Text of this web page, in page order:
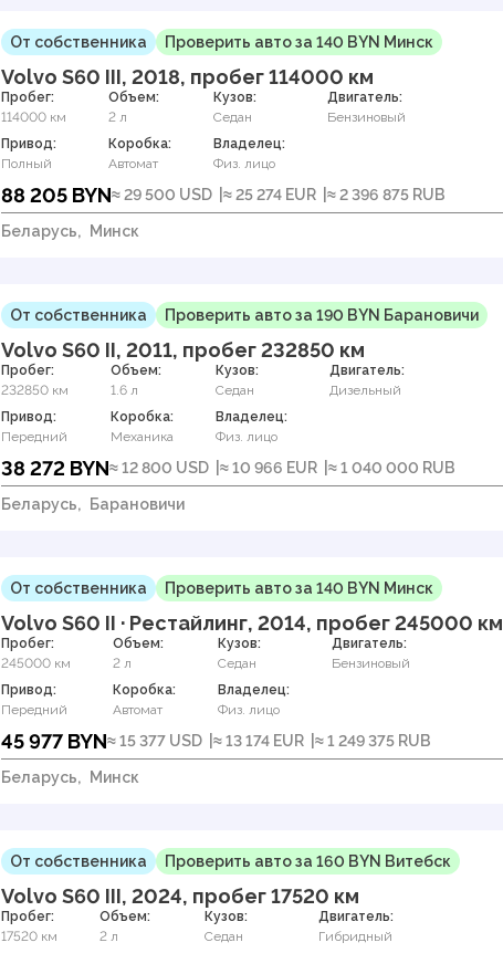
От собственника Проверить авто за 140 BYN Минск
Volvo S60 III, 2018, пробег 114000 км
Пробег:
114000 км
Объем:
2 л
Кузов:
Седан
Двигатель:
Бензиновый
Привод:
Полный
Коробка:
Автомат
Владелец:
Физ. лицо
88 205 BYN≈ 29 500 USD ≈ 25 274 EUR ≈ 2 396 875 RUB
Беларусь, Минск
От собственника Проверить авто за 190 BYN Барановичи
Volvo S60 II, 2011, пробег 232850 км
Пробег:
232850 км
Объем:
1.6 л
Кузов:
Седан
Двигатель:
Дизельный
Привод:
Передний
Коробка:
Механика
Владелец:
Физ. лицо
38 272 BYN≈ 12 800 USD ≈ 10 966 EUR ≈ 1 040 000 RUB
Беларусь, Барановичи
От собственника Проверить авто за 140 BYN Минск
Volvo S60 II · Рестайлинг, 2014, пробег 245000 км
Пробег:
245000 км
Объем:
2 л
Кузов:
Седан
Двигатель:
Бензиновый
Привод:
Передний
Коробка:
Автомат
Владелец:
Физ. лицо
45 977 BYN≈ 15 377 USD ≈ 13 174 EUR ≈ 1 249 375 RUB
Беларусь, Минск
От собственника Проверить авто за 160 BYN Витебск
Volvo S60 III, 2024, пробег 17520 км
Пробег:
17520 км
Объем:
2 л
Кузов:
Седан
Двигатель:
Гибридный